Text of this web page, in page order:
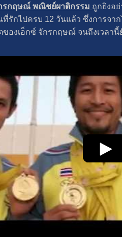
รกฤษณ์ พณิชย์ผาติกรรม ถูกยิงอ
ที่รักไปครบ 12 วันแล้ว ซึ่งการจ
องเอ็กซ์ จักรกฤษณ์ จนถึงเวลานี้